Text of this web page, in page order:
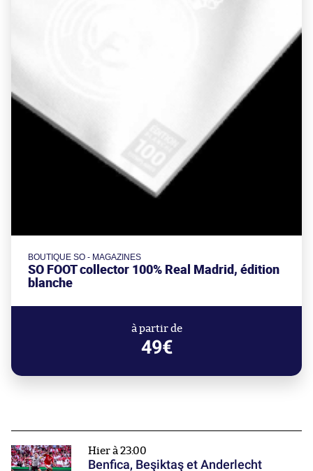
BOUTIQUE SO - MAGAZINES
SO FOOT collector 100% Real Madrid, édition
blanche
à partir de
49€
Hier à 23:00
Benfica, Beşiktaş et Anderlecht